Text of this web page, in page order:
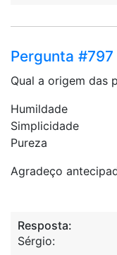
Pergunta #797
Qual a origem das
Humildade
Simplicidade
Pureza
Agradeço
Resposta:
Sérgio: